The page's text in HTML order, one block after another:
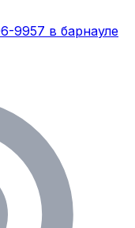
9957 в барнауле